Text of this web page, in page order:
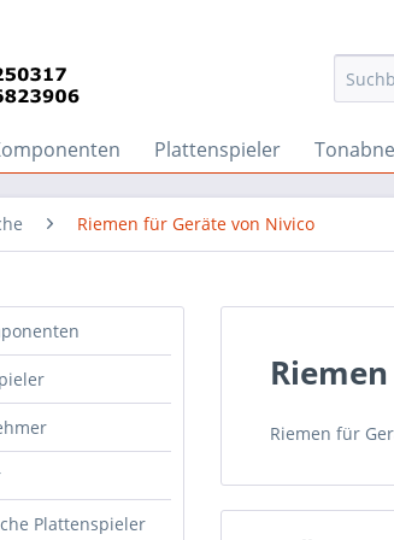
Plattenspieler
Riemen für Geräte von Nivico
Plattenspieler
Riemen für